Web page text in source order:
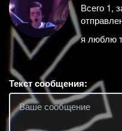
Всего 1,
я люблю
Текст сообщения: